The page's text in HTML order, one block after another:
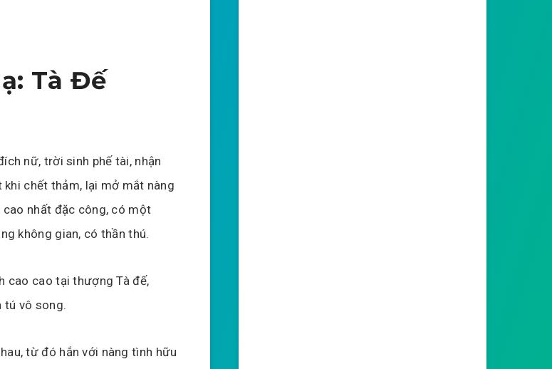
Tà Đế
nữ, trời sinh phế tài, nhận
khi chết thảm, lại mở mắt nàng
nhất đặc công, có một
không gian, có thần thú.
cao cao tại thượng Tà đế,
tú vô song.
từ đó hắn với nàng tình hữu